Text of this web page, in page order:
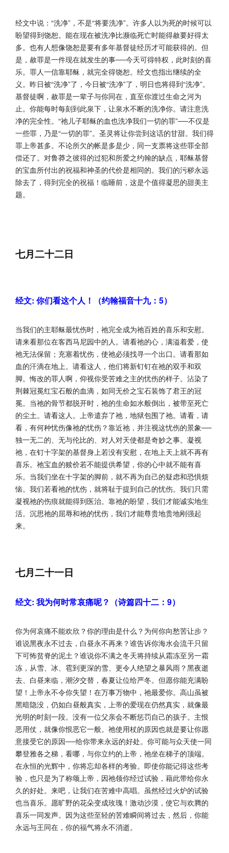
经文中说：“洗净”，不是“将要洗净”。许多人以为死的时候可以
盼望得到饶恕。能在现在被洗净比濒临死亡时能得赦要好得太
多。也有人想像饶恕是要有多年基督徒经历才可能获得的。但
是，赦罪是一件现在就发生的事──今天可得特权，此时刻的喜
乐。罪人一信靠耶稣，就完全得饶恕。经文也指出继续的全
义。昨日被“洗净”了，今日被“洗净”了，明日也将得到“洗净”。
基督徒啊，赦罪是一辈子与你同在，直至你渡过生命之河为
止。你能每时每刻到此泉下，让泉水不断的洗净你。请注意洗
净的完全性。“祂儿子耶稣的血也洗净我们一切的罪”──不仅是
一些罪，乃是“一切的罪”。圣灵将让你尝到这话的甘甜。我们得
罪上帝甚多。不论所欠的帐是多是少，同一支票将这些罪全部
偿还了。对鲁莽之彼得的过犯和所爱之约翰的缺点，耶稣基督
的宝血所付出的祝福和神圣的代价是相同的。我们的污秽永远
除去了，得到完全的祝福！临睡前，这是个值得凝思的甜美主
题。
七月二十二日
经文: 你们看这个人！（约翰福音十九：5）
当我们的主耶稣最忧伤时，祂完全成为祂百姓的喜乐和安慰。
请来看那位在客西马尼园中的人。请看祂的心，满溢着爱，使
祂无法保留；充塞着忧伤，使祂必须找寻一个出口。请看那如
血的汗滴在地上。请看这人，他们将新钉钉在祂的双手和双
脚。悔改的罪人啊，仰视你受苦难之主的忧伤的样子。沾染了
荆棘冠冕红宝石般的血滴，如同无价之宝石装饰了君王的冠
冕。当祂的骨节都脱开时，祂的生命如水般倒出，被带至死亡
的尘土。请看这人。上帝遣弃了祂，地狱包围了祂。请看，请
看，有何种忧伤像祂的忧伤？靠近祂，并注视这忧伤的景象──
独一无二的、无与伦比的、对人对天使都是奇妙之事。凝视
祂，在钉十字架的基督身上若没有安慰，在地上天上就不再有
喜乐。祂宝血的赎价若不能提供希望，你的心中就不能有喜
乐。当我们坐在十字架的脚前，就不再为自己的疑虑和恐惧烦
恼。我们若看祂的忧伤，就将耻于提到自己的忧伤。我们只需
凝视祂的伤痕就能得到医治。靠祂的盼望，我们才能诚实地生
活。沉思祂的屈辱和祂的忧伤，我们才能尊贵地贵地刚强起
来。
七月二十一日
经文: 我为何时常哀痛呢？（诗篇四十二：9）
你为何哀痛不能欢欣？你的理由是什么？为何你向愁苦让步？
谁说黑夜永不过去，白昼永不再来？谁告诉你海水会流干只留
下可怖贫脊的泥土？谁说你不满之冬天将持续从霜冻至另一霜
冻，从雪、冰、雹到更深的雪、更令人绝望之暴风雨？黑夜逝
去、白昼来临，潮汐交替，春夏让位给严冬。但愿你能充满盼
望！上帝永不令你失望！在万事万物中，祂最爱你。高山虽被
黑暗隐没，仍如白昼般真实，上帝的爱现在仍然真实，就像最
光明的时刻一段。没有一位父亲会不断惩罚自己的孩子。主恨
恶用仗，就像你恨恶它一般。祂使用杖的原因也就是要让你愿
意接受它的原因──给你带来永远的好处。你可能与众天使一同
攀登雅各之梯，看哪，与你立约的上帝，祂坐在梯子的顶端。
在永恒的光辉中，你将忘却各样的考验。即使你能记得这些考
验，也只是为了称颂上帝，因祂领你经过试验，藉此带给你永
久的好处。来吧，让我们在苦难中高唱。虽然经过火炉的试验
也当喜乐。愿旷野的花朵变成玫瑰！激动沙漠，使它与欢腾的
喜乐一同发声。因为这些至轻的苦难瞬间将过去，然后，你能
永远与王同在，你的福气将永不消逝。